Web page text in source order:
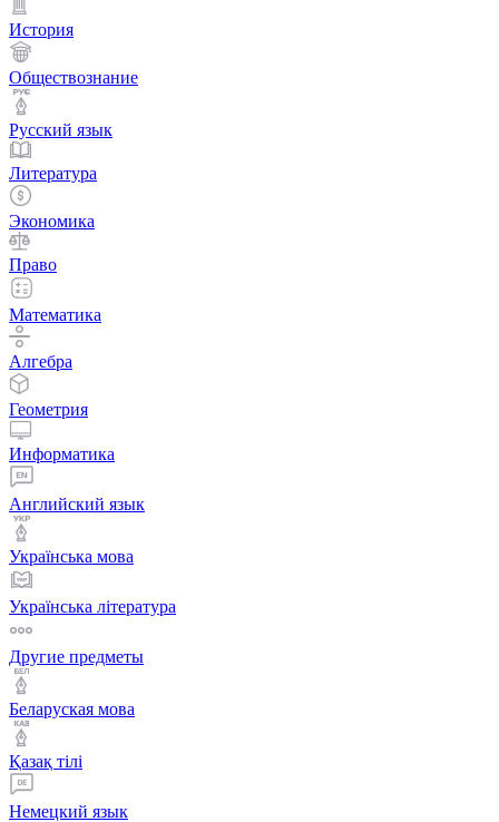
История
Обществознание
Русский язык
Литература
Экономика
Право
Математика
Алгебра
Геометрия
Информатика
Английский язык
Українська мова
Українська література
Другие предметы
Беларуская мова
Қазақ тiлi
Немецкий язык